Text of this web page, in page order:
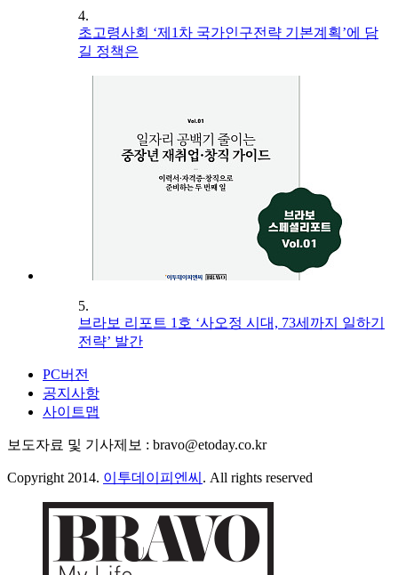
4.
초고령사회 ‘제1차 국가인구전략 기본계획’에 담
길 정책은
5.
브라보 리포트 1호 ‘사오정 시대, 73세까지 일하기
전략’ 발간
PC버전
공지사항
사이트맵
보도자료 및 기사제보 : bravo@etoday.co.kr
Copyright 2014. 이투데이피엔씨 . All rights reserved